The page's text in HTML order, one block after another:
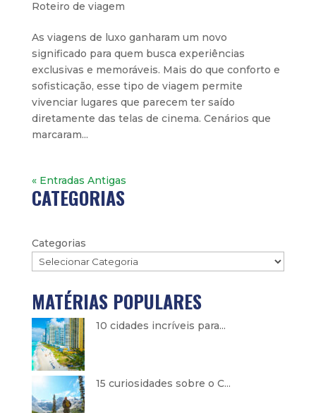
Roteiro de viagem
As viagens de luxo ganharam um novo
significado para quem busca experiências
exclusivas e memoráveis. Mais do que conforto e
sofisticação, esse tipo de viagem permite
vivenciar lugares que parecem ter saído
diretamente das telas de cinema. Cenários que
marcaram...
« Entradas Antigas
CATEGORIAS
Categorias
MATÉRIAS POPULARES
10 cidades incríveis para...
15 curiosidades sobre o C...